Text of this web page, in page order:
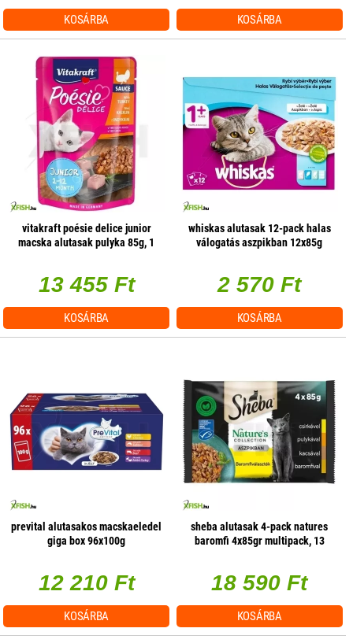
KOSÁRBA KOSÁRBA
vitakraft poésie delice junior
macska alutasak pulyka 85g, 1
13 455 Ft
KOSÁRBA
whiskas alutasak 12-pack halas
válogatás aszpikban 12x85g
2 570 Ft
KOSÁRBA
prevital alutasakos macskaeledel
giga box 96x100g
12 210 Ft
KOSÁRBA
sheba alutasak 4-pack natures
baromfi 4x85gr multipack, 13
18 590 Ft
KOSÁRBA